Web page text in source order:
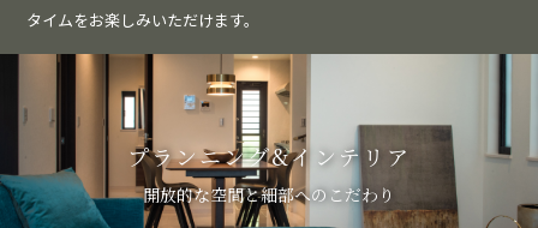
タイムをお楽しみいただけます。
プランニング&インテリア
開放的な空間と細部へのこだわり